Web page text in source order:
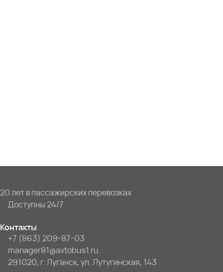
20 лет в пассажирских перевозках
Доступны 24/7
Контакты
+7 (863) 209-87-03
manager81@avtobus1.ru
291020, г. Луганск, ул. Лутугинская, 143